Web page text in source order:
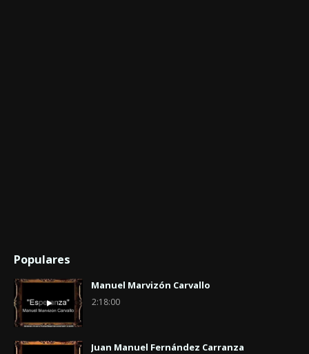
Populares
Manuel Marvizón Carvallo
2:18:00
Juan Manuel Fernández Carranza